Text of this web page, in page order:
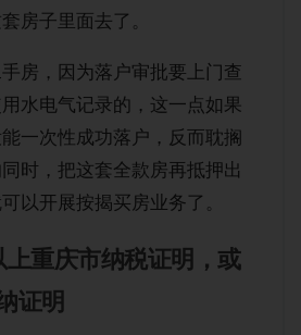
房子里面去了。
房，因为落户审批要上门查
水电气记录的，这一点如果
一次性成功落户，反而耽搁
时，把这套全款房再抵押出
以开展按揭买房业务了。
上重庆市纳税证明，或
证明